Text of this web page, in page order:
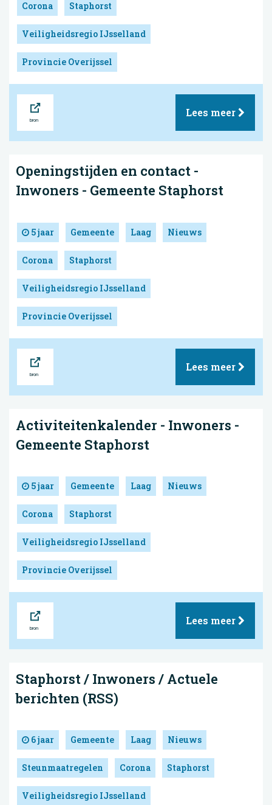
Corona Staphorst
Veiligheidsregio IJsselland
Provincie Overijssel
Lees meer
Openingstijden en contact -
Inwoners - Gemeente Staphorst
5 jaar Gemeente Laag Nieuws
Corona Staphorst
Veiligheidsregio IJsselland
Provincie Overijssel
Lees meer
Activiteitenkalender - Inwoners -
Gemeente Staphorst
5 jaar Gemeente Laag Nieuws
Corona Staphorst
Veiligheidsregio IJsselland
Provincie Overijssel
Lees meer
Staphorst / Inwoners / Actuele
berichten (RSS)
6 jaar Gemeente Laag Nieuws
Steunmaatregelen Corona Staphorst
Veiligheidsregio IJsselland